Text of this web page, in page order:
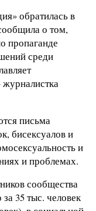
обратилась в
о том,
пропаганде
среди
журналистка
письма
бисексуалов и
и
и проблемах.
сообщества
35 тыс. человек